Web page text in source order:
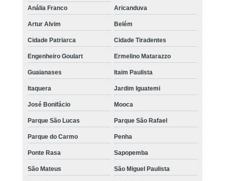
Anália Franco
Aricanduva
Artur Alvim Belém
Cidade Patriarca Cidade Tiradentes
Engenheiro Goulart Ermelino Matarazzo
Guaianases Itaim Paulista
Itaquera Jardim Iguatemi
José Bonifácio Mooca
Parque São Lucas Parque São Rafael
Parque do Carmo Penha
Ponte Rasa Sapopemba
São Mateus São Miguel Paulista